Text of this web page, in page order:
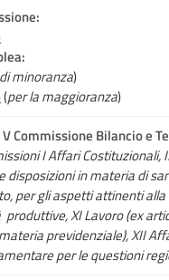
di minoranza)
(per la maggioranza)
Commissione Bilancio e
I Affari
disposizioni in materia di
per gli aspetti attinenti
produttive, XI Lavoro (ex
previdenziale), XII
per le questioni